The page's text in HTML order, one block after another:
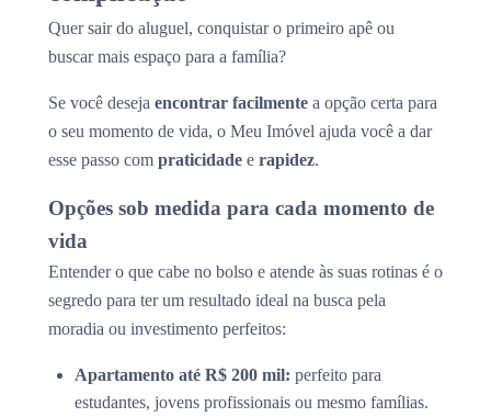
Quer sair do aluguel, conquistar o primeiro apê ou
buscar mais espaço para a família?
Se você deseja encontrar facilmente a opção certa para
o seu momento de vida, o Meu Imóvel ajuda você a dar
esse passo com praticidade e rapidez.
Opções sob medida para cada momento de
vida
Entender o que cabe no bolso e atende às suas rotinas é o
segredo para ter um resultado ideal na busca pela
moradia ou investimento perfeitos:
Apartamento até R$ 200 mil: perfeito para
estudantes, jovens profissionais ou mesmo famílias.